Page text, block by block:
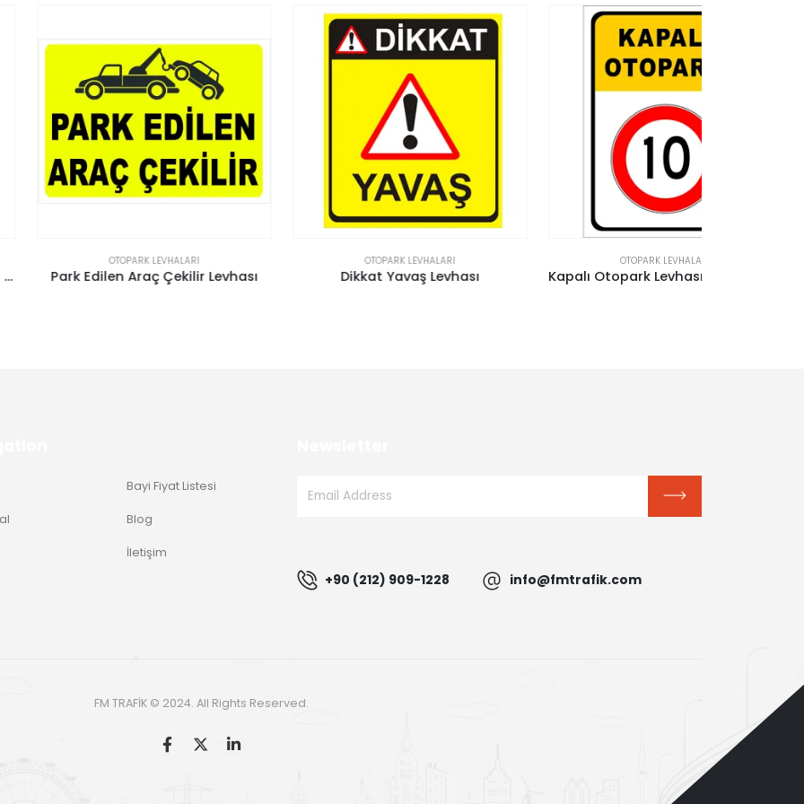
OTOPARK LEVHALARI
Araç Çekilir Levhası
OTOPARK LEVHALARI
Dikkat Yavaş Levhası
OTOPARK LEVHALARI
Kapalı Otopark Levhası 10 KMH Tabelası
Bayi Fiyat Listesi
Blog
İletişim
+90 (212) 909-1228 info@fmtrafik.com
FM TRAFİK © 2024. All Rights Reserved.